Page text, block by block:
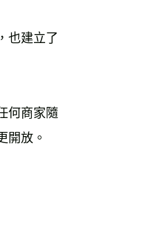
也建立了
何商家隨
開放。